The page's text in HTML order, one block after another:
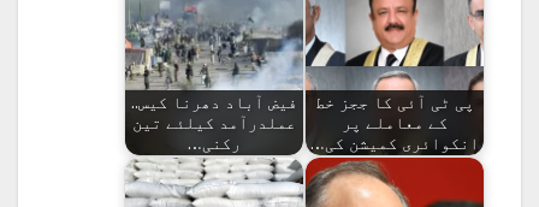
پی ٹی آئی کا ججز خط
کے معاملے پر
انکوائری کمیشن کی…
فیض آباد دھرنا کیس..
عملدرآمد کیلئے تین
رکنی…